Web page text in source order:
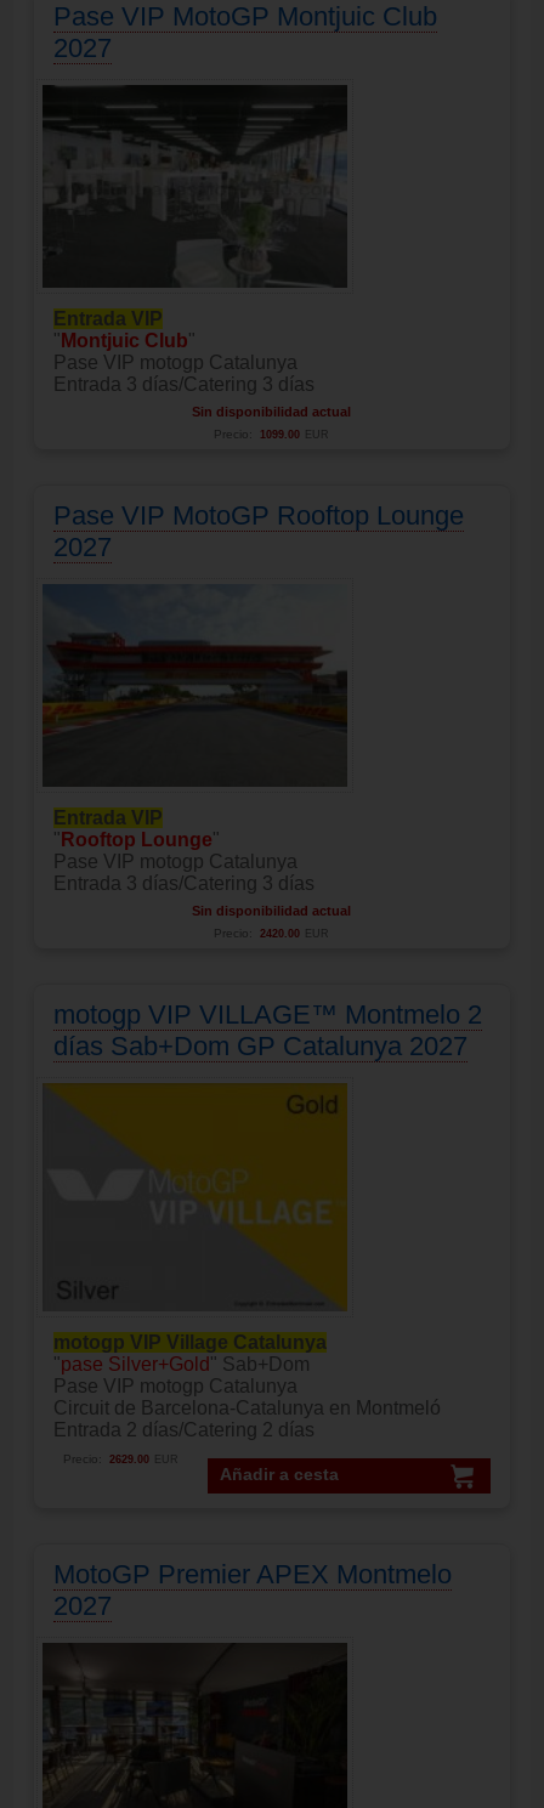
Pase VIP MotoGP Montjuic Club
2027
Entrada VIP
" Montjuic Club"
Pase VIP motogp Catalunya
Entrada 3 días/Catering 3 días
Sin disponibilidad actual
Precio: 1099.00 EUR
Pase VIP MotoGP Rooftop Lounge
2027
Entrada VIP
" Rooftop Lounge"
Pase VIP motogp Catalunya
Entrada 3 días/Catering 3 días
Sin disponibilidad actual
Precio: 2420.00 EUR
motogp VIP VILLAGE™ Montmelo 2
días Sab+Dom GP Catalunya 2027
motogp VIP Village Catalunya
"pase Silver+Gold " Sab+Dom
Pase VIP motogp Catalunya
Circuit de Barcelona-Catalunya en Montmeló
Entrada 2 días/Catering 2 días
Añadir a cesta
Precio: 2629.00 EUR
MotoGP Premier APEX Montmelo
2027